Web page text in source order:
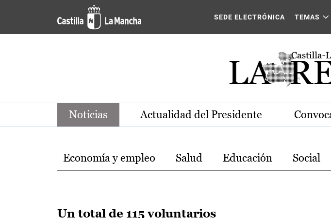
Pasar al contenido principal
Noticias de la región de Castilla-La Mancha
SEDE ELECTRÓNICA TEMAS
Noticias Actualidad del Presidente
Temas
Economía y empleo Salud Educación Social
Un total de 115 voluntarios